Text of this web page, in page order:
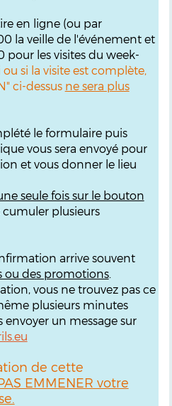
en ligne (ou par
la veille de l'événement et
pour les visites du week-
si la visite est complète,
ci-dessus ne sera plus
le formulaire puis
vous sera envoyé pour
et vous donner le lieu
seule fois sur le bouton
plusieurs
arrive souvent
ou des promotions.
vous ne trouvez pas ce
plusieurs minutes
envoyer un message sur
de cette
EMMENER votre